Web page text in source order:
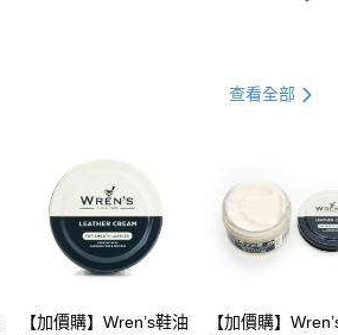
查看全部
【加價購】Wren’s鞋油
【加價購】